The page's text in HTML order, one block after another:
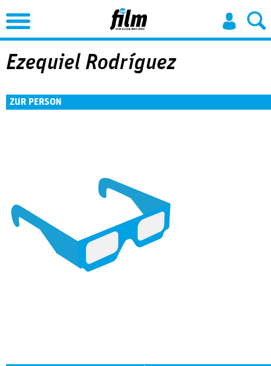
Jump to Navigation
Ezequiel Rodríguez
ZUR PERSON